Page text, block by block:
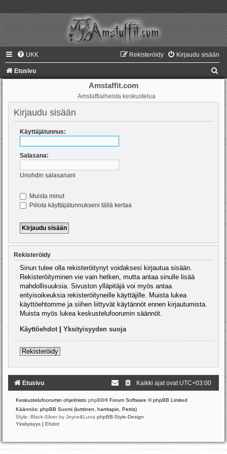
UKK Kirjaudu sisään
Rekisteröidy
Etusivu
Amstaffit.com
Amstaffiaiheista keskustelua
Kirjaudu sisään
Käyttäjätunnus:
Salasana:
Unohdin salasanani
Muista minut
Piilota käyttäjätunnukseni tällä kertaa
Rekisteröidy
Sinun tulee olla rekisteröitynyt voidaksesi kirjautua sisään.
Rekisteröityminen vie vain hetken, mutta antaa sinulle lisää
mahdollisuuksia. Sivuston ylläpitäjä voi myös antaa
erityisoikeuksia rekisteröityneille käyttäjille. Muista lukea
käyttöehtomme ja siihen liittyvät käytännöt ennen kirjautumista.
Muista myös lukea keskustelufoorumin säännöt.
Käyttöehdot Yksityisyyden suoja
Rekisteröidy
Etusivu Kaikki ajat ovat UTC+03:00
Keskustelufoorumin ohjelmisto phpBB® Forum Software © phpBB Limited
Käännös: phpBB Suomi (lurttinen, harritapio, Pettis)
Style: Black-Silver by Joyce&Luna phpBB-Style-Design
Yksityisyys | Ehdot